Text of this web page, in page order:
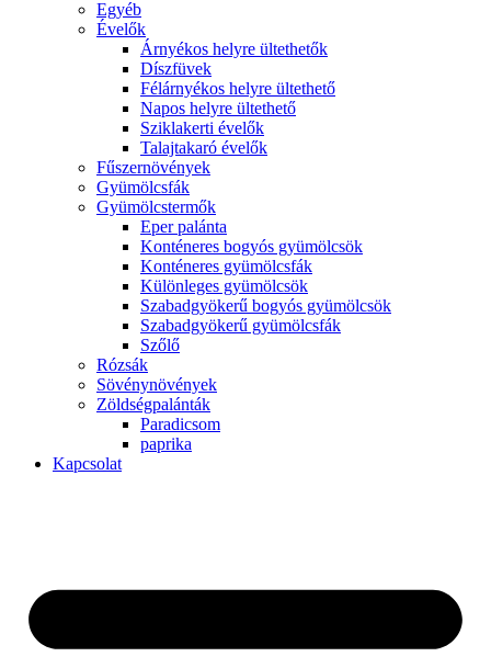
Egyéb
Évelők
Árnyékos helyre ültethetők
Díszfüvek
Félárnyékos helyre ültethető
Napos helyre ültethető
Sziklakerti évelők
Talajtakaró évelők
Fűszernövények
Gyümölcsfák
Gyümölcstermők
Eper palánta
Konténeres bogyós gyümölcsök
Konténeres gyümölcsfák
Különleges gyümölcsök
Szabadgyökerű bogyós gyümölcsök
Szabadgyökerű gyümölcsfák
Szőlő
Rózsák
Sövénynövények
Zöldségpalánták
Paradicsom
paprika
Kapcsolat